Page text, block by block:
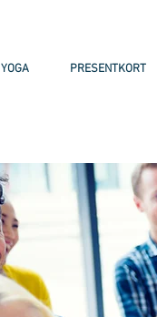
YOGA PRESENTKORT